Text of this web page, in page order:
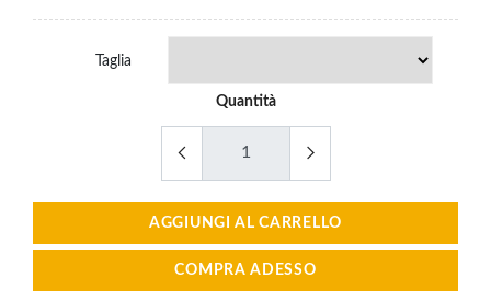
Taglia
Quantità
AGGIUNGI AL CARRELLO
COMPRA ADESSO